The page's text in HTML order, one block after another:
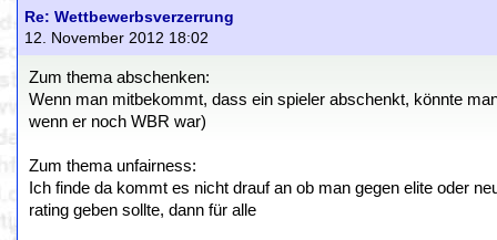
Re: Wettbewerbsverzerrung
12. November 2012 18:02
Zum thema abschenken:
Wenn man mitbekommt, dass ein spieler abschenkt, könnte
wenn er noch WBR war)
Zum thema unfairness:
Ich finde da kommt es nicht drauf an ob man gegen elite oder
rating geben sollte, dann für alle